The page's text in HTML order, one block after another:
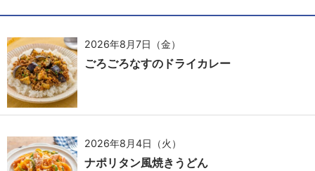
2026年8月7日（金）
ごろごろなすのドライカレー
2026年8月4日（火）
ナポリタン風焼きうどん